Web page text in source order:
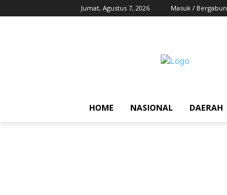
Jumat, Agustus 7, 2026 Masuk /
HOME NASIONAL DAERAH